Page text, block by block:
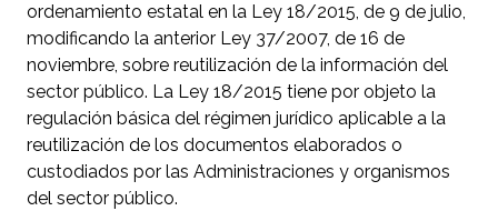
ordenamiento estatal en la Ley 18/2015, de 9 de julio,
modificando la anterior Ley 37/2007, de 16 de
noviembre, sobre reutilización de la información del
sector público. La Ley 18/2015 tiene por objeto la
regulación básica del régimen jurídico aplicable a la
reutilización de los documentos elaborados o
custodiados por las Administraciones y organismos
del sector público.